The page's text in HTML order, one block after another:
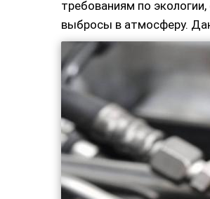
требованиям по
выбросы в атмосферу.